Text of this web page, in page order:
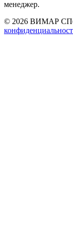
менеджер.
© 2026 ВИМАР